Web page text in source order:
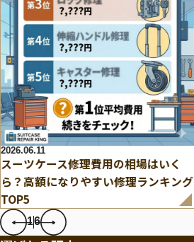
2026.06.11
スーツケース修理費用の相場はいく
ら？高額になりやすい修理ランキング
TOP5
16